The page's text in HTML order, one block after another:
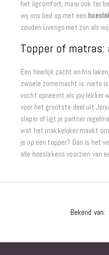
het ligcomfort, maar ook ter
wij ons bed op met een
zouden Livengo niet zijn als
Topper of
Een heerlijk zacht en fris
zwoele zomernacht is: niets
vocht opneemt als jou lekker
voor het grootste deel uit
slaper of ligt je partner
wat het makkelijker maakt
je op een topper? Dan is het
alle hoeslakens voorzien van
Bekend van: